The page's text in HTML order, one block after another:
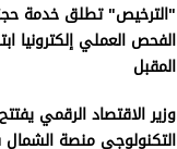
"الترخيص" تطلق خدمة
الفحص العملي إلكترونيا
المقبل
وزير الاقتصاد الرقمي
التكنولوجي منصة